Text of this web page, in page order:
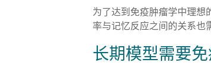
为了达到免疫肿瘤学中理想
率与记忆反应之间的关系也
长期模型需要